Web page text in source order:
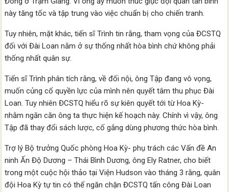
này tăng tốc và tập trung vào việc chuẩn bị cho chiến tranh.
Tuy nhiên, mặt khác, tiến sĩ Trình tin rằng, tham vọng của ĐCSTQ
đối với Đài Loan nằm ở sự thống nhất hòa bình chứ không phải
thống nhất quân sự.
Tiến sĩ Trình phân tích rằng, về đối nội, ông Tập đang vô vọng,
muốn củng cố quyền lực của mình nên quyết tâm thu phục Đài
Loan. Tuy nhiên ĐCSTQ hiểu rõ sự kiên quyết tới từ Hoa Kỳ-
nhằm ngăn căn ông ta thực hiện kế hoạch này. Chính vì vậy, ông
Tập đã thay đổi sách lược, cố gắng dùng phương thức hòa bình.
Trợ lý Bộ trưởng Quốc phòng Hoa Kỳ- phụ trách các Vấn đề An
ninh Ấn Độ Dương – Thái Bình Dương, ông Ely Ratner, cho biết
trong một cuộc hội thảo tại Viện Hudson vào tháng 3 rằng, quân
đội Hoa Kỳ tự tin có thể ngăn chặn ĐCSTQ tấn công Đài Loan